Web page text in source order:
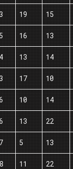
19 15
16 13
4 13 14
17 10
10 14
13 22
7 5 13
8 11 22